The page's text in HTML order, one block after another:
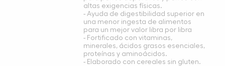
altas exigencias físicas.
- Ayuda de digestibilidad superior en
una menor ingesta de alimentos
para un mejor valor libra por libra
- Fortificado con vitaminas,
minerales, ácidos grasos esenciales,
proteínas y aminoácidos.
- Elaborado con cereales sin gluten.